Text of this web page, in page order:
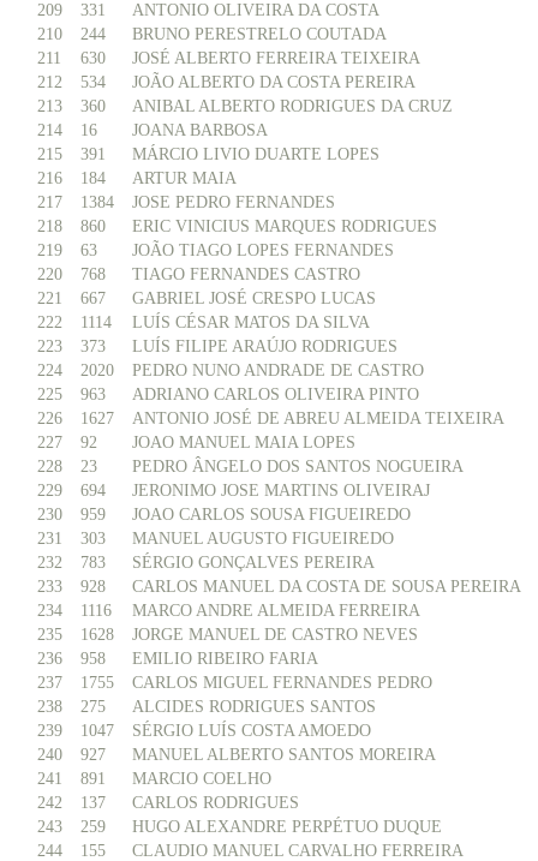
209
331
ANTONIO OLIVEIRA DA COSTA
210
244
BRUNO PERESTRELO COUTADA
211
630
JOSÉ ALBERTO FERREIRA TEIXEIRA
212
534
JOÃO ALBERTO DA COSTA PEREIRA
213
360
ANIBAL ALBERTO RODRIGUES DA CRUZ
214
16
JOANA BARBOSA
215
391
MÁRCIO LIVIO DUARTE LOPES
216
184
ARTUR MAIA
217
1384
JOSE PEDRO FERNANDES
218
860
ERIC VINICIUS MARQUES RODRIGUES
219
63
JOÃO TIAGO LOPES FERNANDES
220
768
TIAGO FERNANDES CASTRO
221
667
GABRIEL JOSÉ CRESPO LUCAS
222
1114
LUÍS CÉSAR MATOS DA SILVA
223
373
LUÍS FILIPE ARAÚJO RODRIGUES
224
2020
PEDRO NUNO ANDRADE DE CASTRO
225
963
ADRIANO CARLOS OLIVEIRA PINTO
226
1627
ANTONIO JOSÉ DE ABREU ALMEIDA TEIXEIRA
227
92
JOAO MANUEL MAIA LOPES
228
23
PEDRO ÂNGELO DOS SANTOS NOGUEIRA
229
694
JERONIMO JOSE MARTINS OLIVEIRAJ
230
959
JOAO CARLOS SOUSA FIGUEIREDO
231
303
MANUEL AUGUSTO FIGUEIREDO
232
783
SÉRGIO GONÇALVES PEREIRA
233
928
CARLOS MANUEL DA COSTA DE SOUSA PEREIRA
234
1116
MARCO ANDRE ALMEIDA FERREIRA
235
1628
JORGE MANUEL DE CASTRO NEVES
236
958
EMILIO RIBEIRO FARIA
237
1755
CARLOS MIGUEL FERNANDES PEDRO
238
275
ALCIDES RODRIGUES SANTOS
239
1047
SÉRGIO LUÍS COSTA AMOEDO
240
927
MANUEL ALBERTO SANTOS MOREIRA
241
891
MARCIO COELHO
242
137
CARLOS RODRIGUES
243
259
HUGO ALEXANDRE PERPÉTUO DUQUE
244
155
CLAUDIO MANUEL CARVALHO FERREIRA